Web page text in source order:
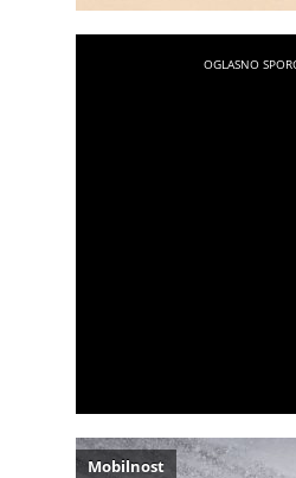
Mobilnost